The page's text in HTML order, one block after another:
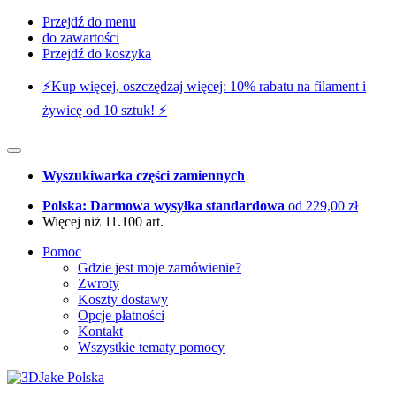
Przejdź do menu
do zawartości
Przejdź do koszyka
⚡️Kup więcej, oszczędzaj więcej: 10% rabatu na filament i
żywicę od 10 sztuk! ⚡️
Wyszukiwarka części zamiennych
Polska: Darmowa wysyłka standardowa od 229,00 zł
Więcej niż 11.100 art.
Pomoc
Gdzie jest moje zamówienie?
Zwroty
Koszty dostawy
Opcje płatności
Kontakt
Wszystkie tematy pomocy